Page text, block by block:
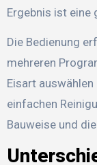
Ergebnis ist eine
Die Bedienung
mehreren
Eisart
einfachen
Bauweise und